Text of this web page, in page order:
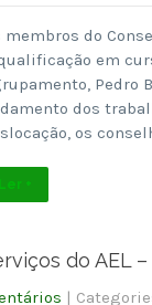
membros do
em
Pedro
dos
os
Ler +
do AEL –
|